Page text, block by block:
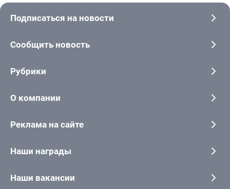
Подписаться на новости
Сообщить новость
Рубрики
О компании
Реклама на сайте
Наши награды
Наши вакансии